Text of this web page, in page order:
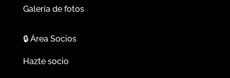
Galería de fotos
🔒Área Socios
Hazte socio